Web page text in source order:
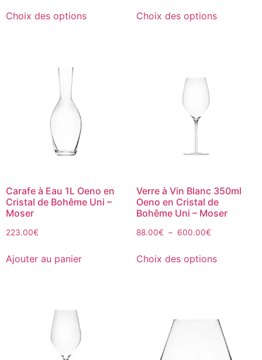
Choix des options Choix des options
Carafe à Eau 1L Oeno en
Cristal de Bohême Uni –
Moser
223.00€
Ajouter au panier
Verre à Vin Blanc 350ml
Oeno en Cristal de
Bohême Uni – Moser
88.00€ – 600.00€
Choix des options